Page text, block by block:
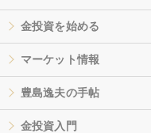
金投資を始める
マーケット情報
豊島逸夫の手帖
金投資入門